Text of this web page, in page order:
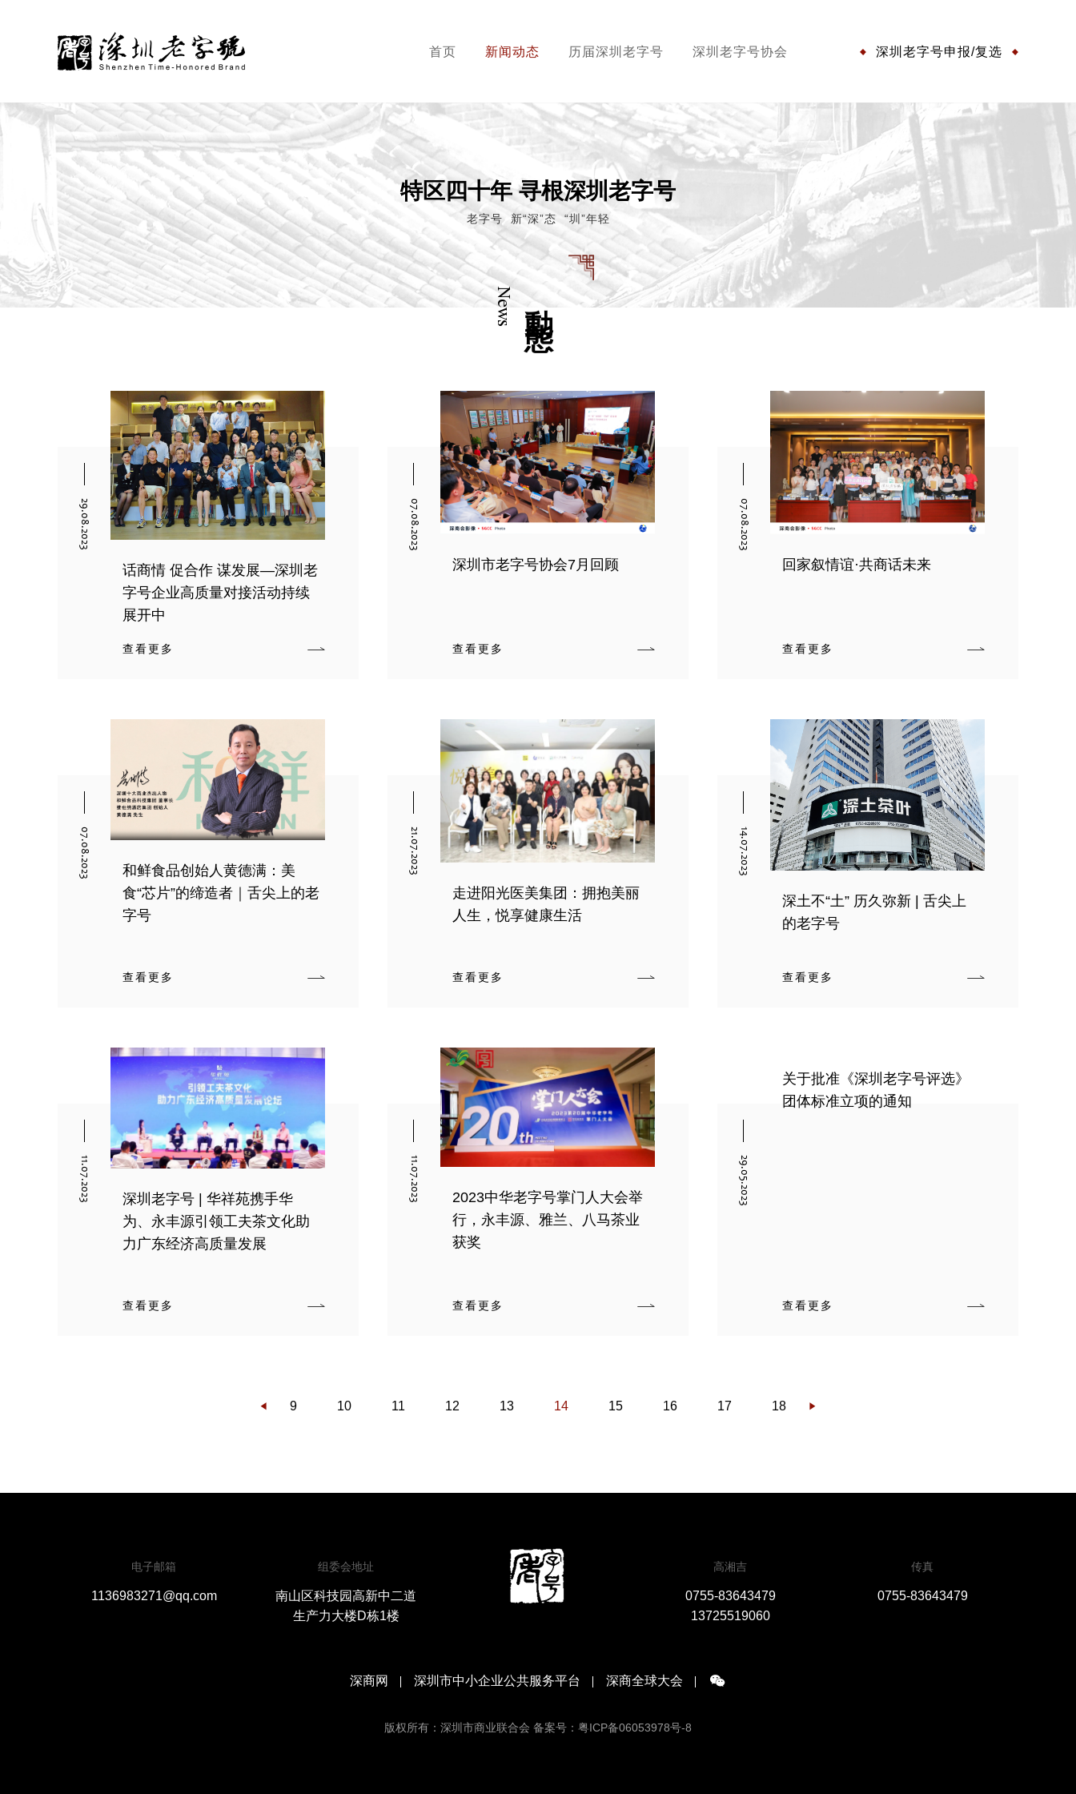
首页 新闻动态 历届深圳老字号 深圳老字号协会 深圳老字号申报/复选
特区四十年 寻根深圳老字号
老字号 新“深”态 “圳”年轻
News 動態
29.08.2023
话商情 促合作 谋发展—深圳老
字号企业高质量对接活动持续
展开中
查看更多
07.08.2023
深圳市老字号协会7月回顾
查看更多
07.08.2023
回家叙情谊·共商话未来
查看更多
07.08.2023
和鲜食品创始人黄德满：美
食“芯片”的缔造者｜舌尖上的老
字号
查看更多
21.07.2023
走进阳光医美集团：拥抱美丽
人生，悦享健康生活
查看更多
14.07.2023
深土不“土” 历久弥新 | 舌尖上
的老字号
查看更多
11.07.2023
深圳老字号 | 华祥苑携手华
为、永丰源引领工夫茶文化助
力广东经济高质量发展
查看更多
11.07.2023
2023中华老字号掌门人大会举
行，永丰源、雅兰、八马茶业
获奖
查看更多
29.05.2023
关于批准《深圳老字号评选》
团体标准立项的通知
查看更多
9 10 11 12 13 14 15 16 17 18
电子邮箱
1136983271@qq.com
组委会地址
南山区科技园高新中二道
生产力大楼D栋1楼
高湘吉
0755-83643479
13725519060
传真
0755-83643479
深商网 深圳市中小企业公共服务平台 深商全球大会
版权所有：深圳市商业联合会 备案号：粤ICP备06053978号-8